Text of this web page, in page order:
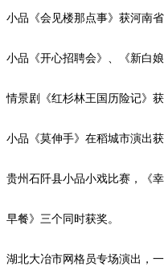
小品《会见楼那点事》获河南
小品《开心招聘会》、《新白
情景剧《红杉林王国历险记》
小品 《莫伸手》在稻城市演出获
贵州石阡县小品小戏比赛，《
早餐》三个同时获奖。
湖北大冶市网格员专场演出，